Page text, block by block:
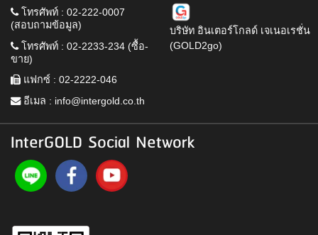
โทรศัพท์ : 02-222-0007
(สอบถามข้อมูล)
โทรศัพท์ : 02-2233-234 (ซื้อ-
ขาย)
แฟกซ์ : 02-2222-046
อีเมล : info@intergold.co.th
บริษัท อินเตอร์โกลด์ เจเนอเรชั่น
(GOLD2go)
InterGOLD Social Network